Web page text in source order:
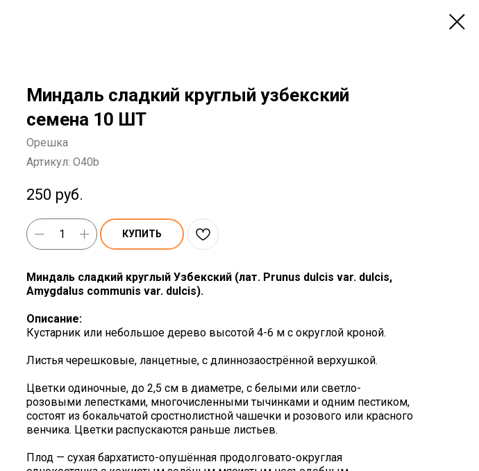
Миндаль сладкий круглый узбекский
семена 10 ШТ
Орешка
Артикул: O40b
250 руб.
КУПИТЬ
Миндаль сладкий круглый Узбекский (лат. Prunus dulcis var. dulcis,
Amygdalus communis var. dulcis).
Описание:
Кустарник или небольшое дерево высотой 4-6 м с округлой кроной.
Листья черешковые, ланцетные, с длиннозаострённой верхушкой.
Цветки одиночные, до 2,5 см в диаметре, с белыми или светло-
розовыми лепестками, многочисленными тычинками и одним пестиком,
состоят из бокальчатой сростнолистной чашечки и розового или красного
венчика. Цветки распускаются раньше листьев.
Плод — сухая бархатисто-опушённая продолговато-округлая